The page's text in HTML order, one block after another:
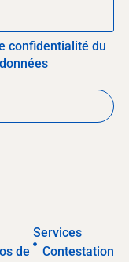
confidentialité du
de
Services
Contestation